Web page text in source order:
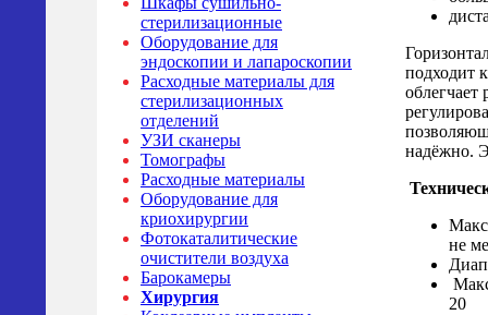
стерилизационные
Оборудование для
эндоскопии и лапароскопии
Расходные материалы для
стерилизационных
отделений
УЗИ сканеры
Томографы
Расходные материалы
Оборудование для
криохирургии
Фотокаталитические
очистители воздуха
Барокамеры
Хирургия
подходит
облегчает
надёжно.
не
20